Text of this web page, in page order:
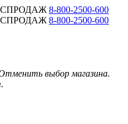
8-800-2500-600
8-800-2500-600
выбор магазина.